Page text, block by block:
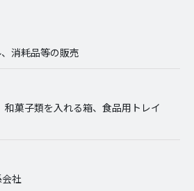
消耗品等の販売
菓子類を入れる箱、食品用トレイ
社